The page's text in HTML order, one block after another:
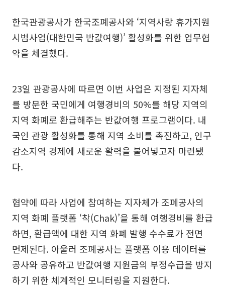
한국관광공사가 한국조폐공사와 ‘지역사랑 휴가지원
시범사업(대한민국 반값여행)’ 활성화를 위한 업무협
약을 체결했다.
23일 관광공사에 따르면 이번 사업은 지정된 지자체
를 방문한 국민에게 여행경비의 50%를 해당 지역의
지역 화폐로 환급해주는 반값여행 프로그램이다. 내
국인 관광 활성화를 통해 지역 소비를 촉진하고, 인구
감소지역 경제에 새로운 활력을 불어넣고자 마련됐
다.
협약에 따라 사업에 참여하는 지자체가 조폐공사의
지역 화폐 플랫폼 ‘착(Chak)’을 통해 여행경비를 환급
하면, 환급액에 대한 지역 화폐 발행 수수료가 전면
면제된다. 아울러 조폐공사는 플랫폼 이용 데이터를
공사와 공유하고 반값여행 지원금의 부정수급을 방지
하기 위한 체계적인 모니터링을 지원한다.